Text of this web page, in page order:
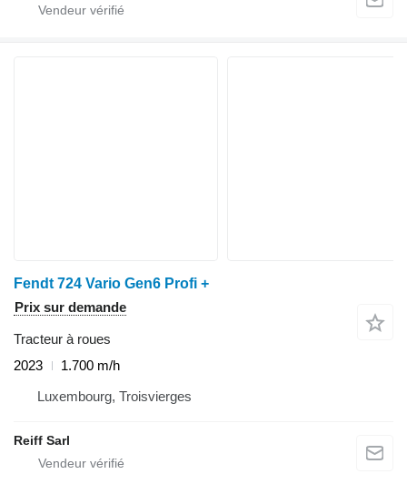
Fendt 724 Vario Gen6 Profi +
Prix sur demande
Tracteur à roues
2023
1.700 m/h
Luxembourg, Troisvierges
Reiff Sarl